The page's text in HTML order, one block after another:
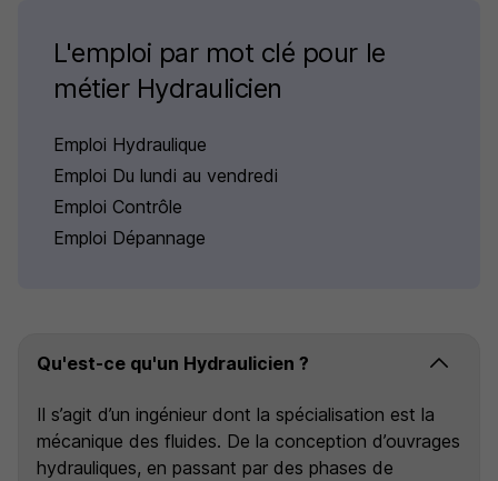
L'emploi par mot clé pour le
métier Hydraulicien
Emploi Hydraulique
Emploi Du lundi au vendredi
Emploi Contrôle
Emploi Dépannage
Qu'est-ce qu'un Hydraulicien ?
Il s’agit d’un ingénieur dont la spécialisation est la
mécanique des fluides. De la conception d’ouvrages
hydrauliques, en passant par des phases de